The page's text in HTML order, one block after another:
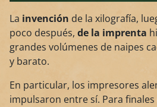
La invención de la xilografía,
poco después, de la imprenta
grandes volúmenes de naipes
y barato.
En particular, los impresores
impulsaron entre sí. Para finales